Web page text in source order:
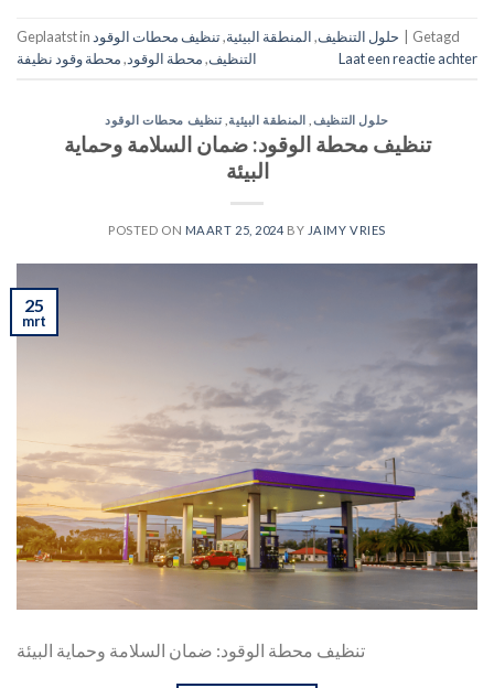
Geplaatst in حلول التنظيف,المنطقة البيئية,تنظيف محطات الوقود
Getagd
التنظيف,محطة الوقود,محطة وقود نظيفة Laat een reactie achter
حلول التنظيف المنطقة البيئية, تنظيف محطات الوقود
تنظيف محطة الوقود: ضمان السلامة وحماية
البيئة
POSTED ON MAART 25, 2024 BY JAIMY VRIES
25
mrt
تنظيف محطة الوقود: ضمان السلامة وحماية البيئة